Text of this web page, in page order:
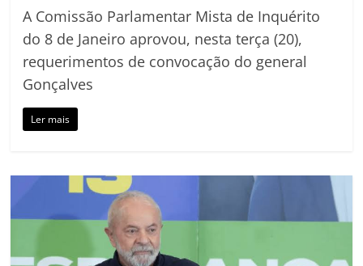
A Comissão Parlamentar Mista de Inquérito
do 8 de Janeiro aprovou, nesta terça (20),
requerimentos de convocação do general
Gonçalves
Ler mais